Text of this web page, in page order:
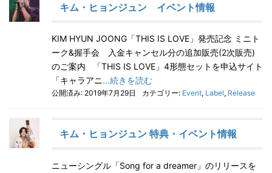
キム・ヒョンジュン イベント情報
KIM HYUN JOONG「THIS IS LOVE」発売記念 ミニト
ーク&握手会 入金キャンセル分の追加販売(2次販売)
のご案内 「THIS IS LOVE」4形態セットを申込サイト
「キャラアニ…続きを読む
公開済み: 2019年7月29日 カテゴリー: Event, Label, Release
キム・ヒョンジュン 特典・イベント情報
ニューシングル「Song for a dreamer」のリリースを